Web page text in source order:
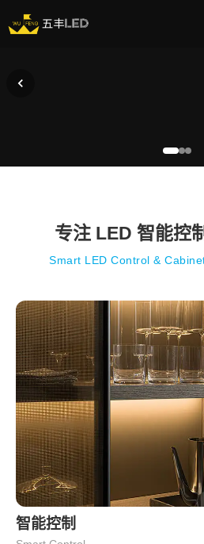
专注 LED 智能控
Smart LED Control &
智能控制